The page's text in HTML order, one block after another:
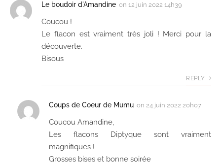
Le boudoir d'Amandine on 12 juin 2022 14h39
Coucou !
Le flacon est vraiment très joli ! Merci pour la
découverte.
Bisous
REPLY
Coups de Coeur de Mumu on 24 juin 2022 20h07
Coucou Amandine,
Les flacons Diptyque sont vraiment
magnifiques !
Grosses bises et bonne soirée